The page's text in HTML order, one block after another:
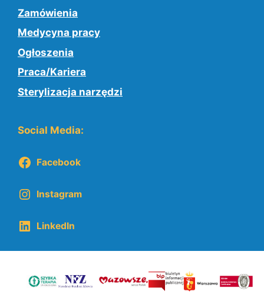
Zamówienia
Medycyna pracy
Ogłoszenia
Praca/Kariera
Sterylizacja narzędzi
Social Media:
Facebook
Instagram
LinkedIn